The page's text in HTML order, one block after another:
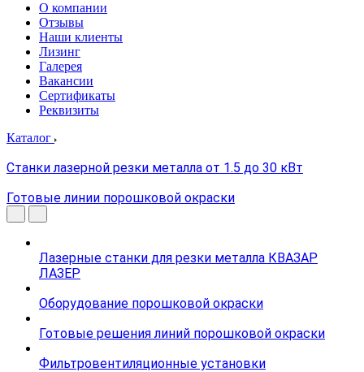
О компании
Отзывы
Наши клиенты
Лизинг
Галерея
Вакансии
Сертификаты
Реквизиты
Каталог
Станки лазерной резки металла от 1.5 до 30 кВт
Готовые линии порошковой окраски
Лазерные станки для резки металла КВАЗАР
ЛАЗЕР
Оборудование порошковой окраски
Готовые решения линий порошковой окраски
Фильтровентиляционные установки